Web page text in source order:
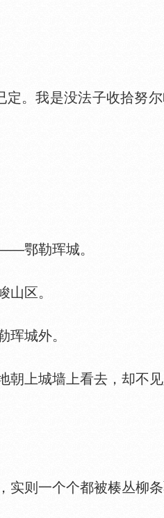
。我是没法子收拾努
鄂勒珲城。
区。
城外。
上城墙上看去，却不
则一个个都被楱丛柳条